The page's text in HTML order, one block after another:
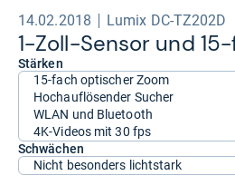
14.02.2018 Lumix DC-TZ202D
1-​Zoll-​Sen­sor und
Stärken
15-fach optischer Zoom
Hochauflösender Sucher
WLAN und Bluetooth
4K-Videos mit 30 fps
Schwächen
Nicht besonders lichtstark